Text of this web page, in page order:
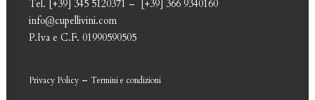
Tel. [+39] 345 5120371 – [+39] 366 9340160
info@cupellivini.com
P.Iva e C.F. 01990590505
Privacy Policy – Termini e condizioni